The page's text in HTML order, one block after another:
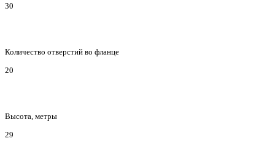
30
Количество отверстий во фланце
20
Высота, метры
29